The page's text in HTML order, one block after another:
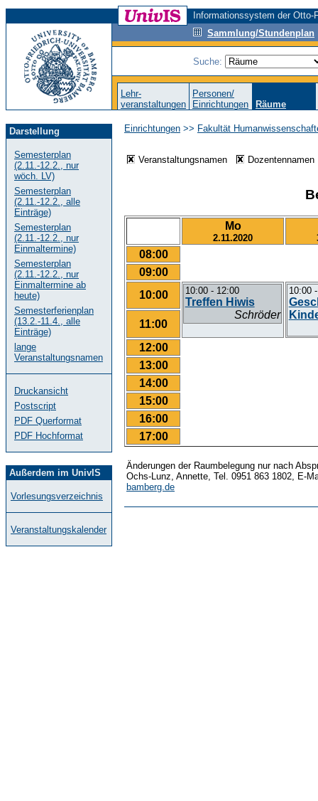
Informationssystem der
Sammlung/Stundenplan
Suche:
Lehr-
veranstaltungen
Personen/
Einrichtungen
Räume
Darstellung
Semesterplan
(2.11.-12.2., nur
wöch. LV)
Semesterplan
(2.11.-12.2., alle
Einträge)
Semesterplan
(2.11.-12.2., nur
Einmaltermine)
Semesterplan
(2.11.-12.2., nur
Einmaltermine ab
heute)
Semesterferienplan
(13.2.-11.4., alle
Einträge)
lange
Veranstaltungsnamen
Druckansicht
Postscript
PDF Querformat
PDF Hochformat
Außerdem im UnivIS
Vorlesungsverzeichnis
Veranstaltungskalender
Einrichtungen >> Fakultät
Veranstaltungsnamen
Mo
2.11.2020
08:00
09:00
10:00
10:00 - 12:00
Treffen Hiwis
Schröder
10:00
11:00
12:00
13:00
14:00
15:00
16:00
17:00
Änderungen der Raumbelegung nur nach
Ochs-Lunz, Annette, Tel. 0951 863 1802, E-
bamberg.de